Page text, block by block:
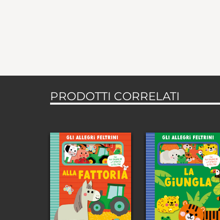
PRODOTTI CORRELATI